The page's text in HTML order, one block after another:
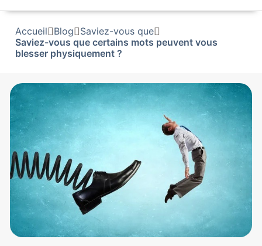
Accueil Blog
Saviez-vous que
Saviez-vous que certains mots peuvent vous
blesser physiquement ?